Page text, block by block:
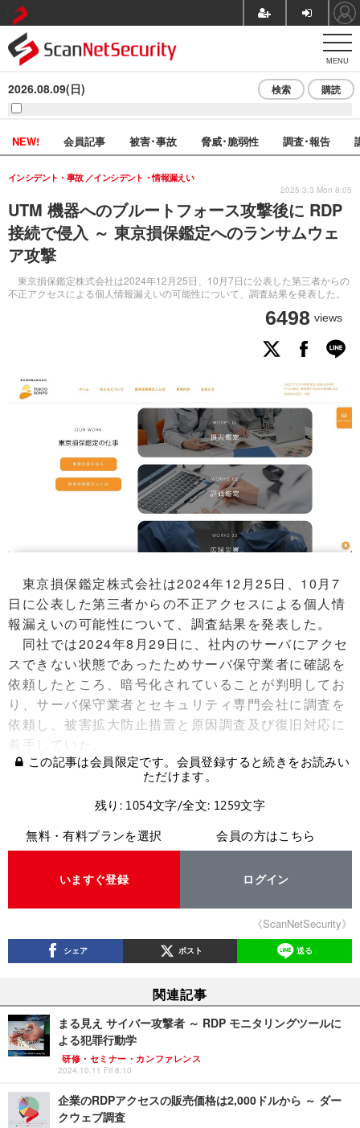
MENU
2026.08.09(日) 検索 購読
NEW! 会員記事 被害･事故 脅威･脆弱性 調査･報告
UTM 機器へのブルートフォース攻撃後に RDP
接続で侵入 ～ 東京損保鑑定へのランサムウェ
ア攻撃
東京損保鑑定株式会社は2024年12月25日、10月7日に公表した第三者からの
不正アクセスによる個人情報漏えいの可能性について、調査結果を発表した。
インシデント・事故 インシデント・情報漏えい
6498 views
2025.3.3 Mon 8:05
東京損保鑑定株式会社は2024年12月25日、10月7
日に公表した第三者からの不正アクセスによる個人情
報漏えいの可能性について、調査結果を発表した。
同社では2024年8月29日に、社内のサーバにアクセ
スできない状態であったためサーバ保守業者に確認を
依頼したところ、暗号化されていることが判明してお
り、サーバ保守業者とセキュリティ専門会社に調査を
依頼し、被害拡大防止措置と原因調査及び復旧対応に
着手していた。
この記事は会員限定です。会員登録すると続きをお読みい
ただけます。
残り: 1054文字/全文: 1259文字
無料・有料プランを選択
いますぐ登録
会員の方はこちら
ログイン
《ScanNetSecurity》
シェア ポスト 送る
関連記事
まる見え サイバー攻撃者 ～ RDP モニタリングツールに
よる犯罪行動学
研修・セミナー・カンファレンス
2024.10.11 Fri 8:10
企業のRDPアクセスの販売価格は2,000ドルから ～ ダー
クウェブ調査